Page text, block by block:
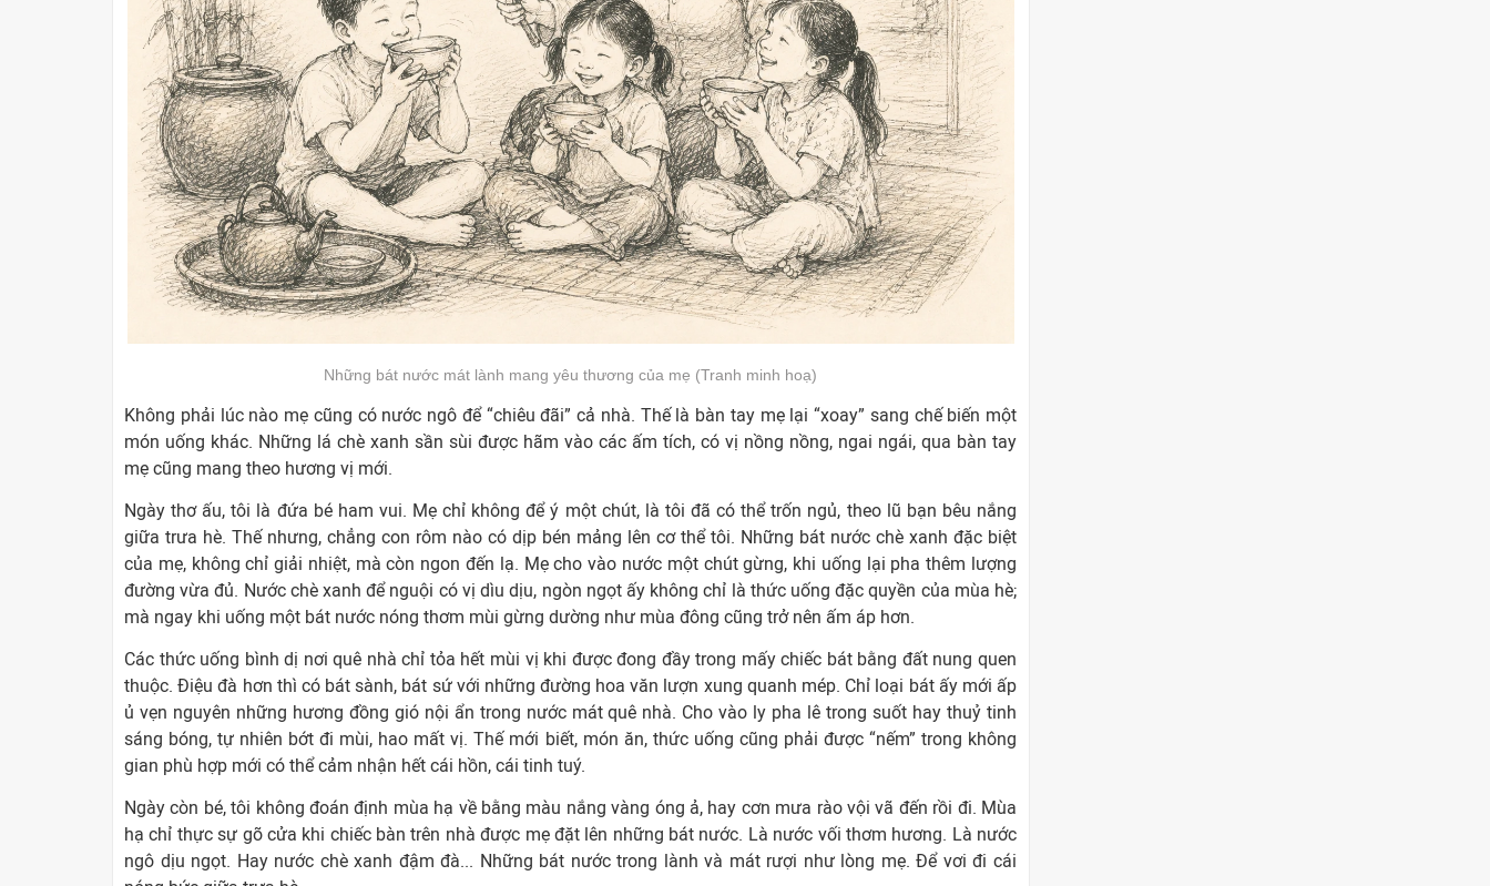
Những bát nước mát lành mang yêu thương của mẹ (Tranh minh hoạ)
Không phải lúc nào mẹ cũng có nước ngô để “chiêu đãi” cả nhà. Thế là bàn tay mẹ lại “xoay” sang chế biến một
món uống khác. Những lá chè xanh sần sùi được hãm vào các ấm tích, có vị nồng nồng, ngai ngái, qua bàn tay
mẹ cũng mang theo hương vị mới.
Ngày thơ ấu, tôi là đứa bé ham vui. Mẹ chỉ không để ý một chút, là tôi đã có thể trốn ngủ, theo lũ bạn bêu nắng
giữa trưa hè. Thế nhưng, chẳng con rôm nào có dịp bén mảng lên cơ thể tôi. Những bát nước chè xanh đặc biệt
của mẹ, không chỉ giải nhiệt, mà còn ngon đến lạ. Mẹ cho vào nước một chút gừng, khi uống lại pha thêm lượng
đường vừa đủ. Nước chè xanh để nguội có vị dìu dịu, ngòn ngọt ấy không chỉ là thức uống đặc quyền của mùa hè;
mà ngay khi uống một bát nước nóng thơm mùi gừng dường như mùa đông cũng trở nên ấm áp hơn.
Các thức uống bình dị nơi quê nhà chỉ tỏa hết mùi vị khi được đong đầy trong mấy chiếc bát bằng đất nung quen
thuộc. Điệu đà hơn thì có bát sành, bát sứ với những đường hoa văn lượn xung quanh mép. Chỉ loại bát ấy mới ấp
ủ vẹn nguyên những hương đồng gió nội ẩn trong nước mát quê nhà. Cho vào ly pha lê trong suốt hay thuỷ tinh
sáng bóng, tự nhiên bớt đi mùi, hao mất vị. Thế mới biết, món ăn, thức uống cũng phải được “nếm” trong không
gian phù hợp mới có thể cảm nhận hết cái hồn, cái tinh tuý.
Ngày còn bé, tôi không đoán định mùa hạ về bằng màu nắng vàng óng ả, hay cơn mưa rào vội vã đến rồi đi. Mùa
hạ chỉ thực sự gõ cửa khi chiếc bàn trên nhà được mẹ đặt lên những bát nước. Là nước vối thơm hương. Là nước
ngô dịu ngọt. Hay nước chè xanh đậm đà... Những bát nước trong lành và mát rượi như lòng mẹ. Để vơi đi cái